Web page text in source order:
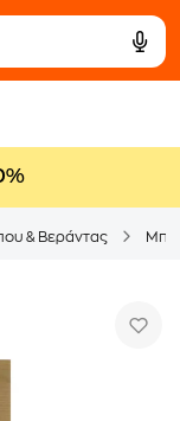
& Βεράντας